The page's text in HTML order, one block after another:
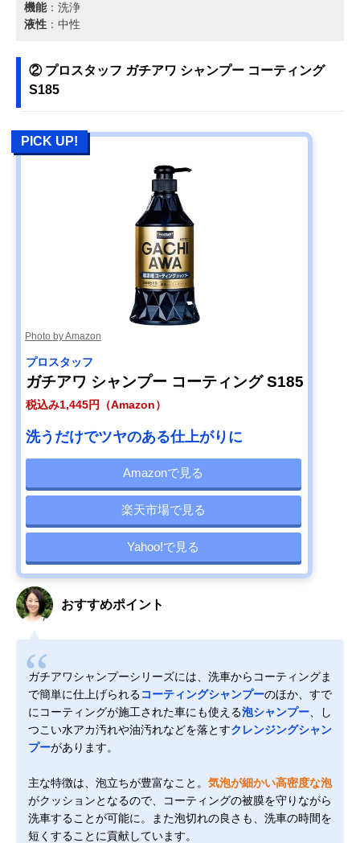
機能：洗浄
液性 ：中性
② プロスタッフ ガチアワ シャンプー コーティング
S185
PICK UP!
Photo by Amazon
プロスタッフ
ガチアワ シャンプー コーティング S185
税込み1,445円（Amazon）
洗うだけでツヤのある仕上がりに
Amazonで見る
楽天市場で見る
Yahoo!で見る
おすすめポイント
ガチアワシャンプーシリーズには、洗車からコーティングま
で簡単に仕上げられるコーティングシャンプーのほか、すで
にコーティングが施工された車にも使える泡シャンプー 、し
つこい水アカ汚れや油汚れなどを落とすクレンジングシャン
プーがあります。
主な特徴は、泡立ちが豊富なこと。 気泡が細かい高密度な泡
がクッションとなるので、コーティングの被膜を守りながら
洗車することが可能に。また泡切れの良さも、洗車の時間を
短くすることに貢献しています。